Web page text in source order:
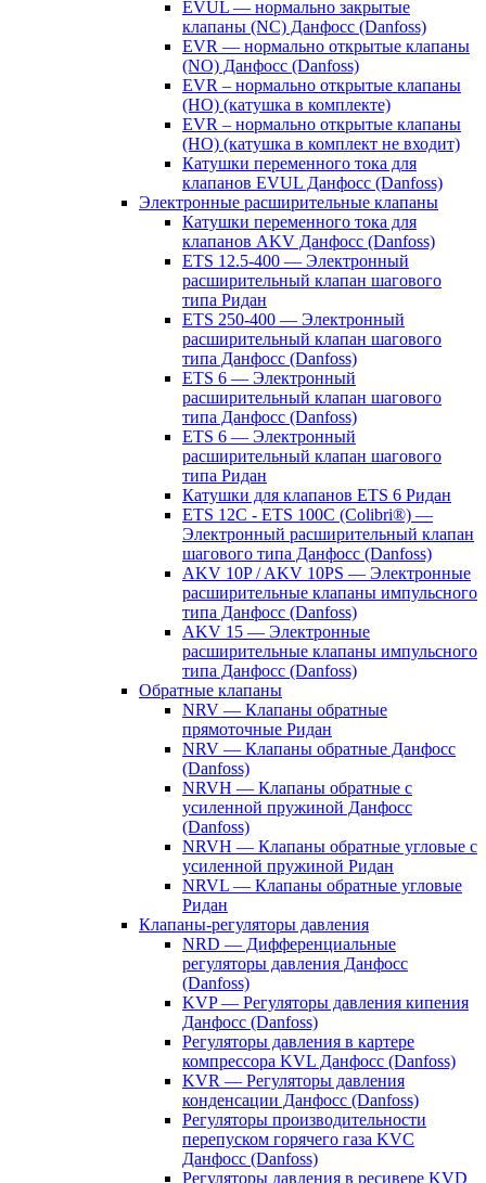
EVUL — нормально закрытые
клапаны (NC) Данфосс (Danfoss)
EVR — нормально открытые клапаны
(NO) Данфосс (Danfoss)
EVR – нормально открытые клапаны
(НО) (катушка в комплекте)
EVR – нормально открытые клапаны
(НО) (катушка в комплект не входит)
Катушки переменного тока для
клапанов EVUL Данфосс (Danfoss)
Электронные расширительные клапаны
Катушки переменного тока для
клапанов AKV Данфосс (Danfoss)
ETS 12.5-400 — Электронный
расширительный клапан шагового
типа Ридан
ETS 250-400 — Электронный
расширительный клапан шагового
типа Данфосс (Danfoss)
ETS 6 — Электронный
расширительный клапан шагового
типа Данфосс (Danfoss)
ETS 6 — Электронный
расширительный клапан шагового
типа Ридан
Катушки для клапанов ETS 6 Ридан
ETS 12C - ETS 100C (Colibri®) —
Электронный расширительный клапан
шагового типа Данфосс (Danfoss)
AKV 10P / AKV 10PS — Электронные
расширительные клапаны импульсного
типа Данфосс (Danfoss)
AKV 15 — Электронные
расширительные клапаны импульсного
типа Данфосс (Danfoss)
Обратные клапаны
NRV — Клапаны обратные
прямоточные Ридан
NRV — Клапаны обратные Данфосс
(Danfoss)
NRVH — Клапаны обратные с
усиленной пружиной Данфосс
(Danfoss)
NRVH — Клапаны обратные угловые с
усиленной пружиной Ридан
NRVL — Клапаны обратные угловые
Ридан
Клапаны-регуляторы давления
NRD — Дифференциальные
регуляторы давления Данфосс
(Danfoss)
KVP — Регуляторы давления кипения
Данфосс (Danfoss)
Регуляторы давления в картере
компрессора KVL Данфосс (Danfoss)
KVR — Регуляторы давления
конденсации Данфосс (Danfoss)
Регуляторы производительности
перепуском горячего газа KVC
Данфосс (Danfoss)
Регуляторы давления в ресивере KVD